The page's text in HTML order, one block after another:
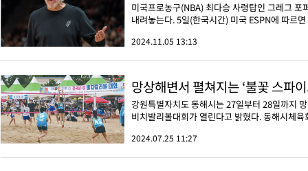
미국프로농구(NBA) 최다승 사령탑인 그레그
내려놓는다. 5일(한국시간) 미국 ESPN에 따르
2024.11.05 13:13
망상해변서 펼쳐지는 ‘불꽃 스파
강원특별자치도 동해시는 27일부터 28일까지
비치발리볼대회가 열린다고 밝혔다. 동해시체
2024.07.25 11:27